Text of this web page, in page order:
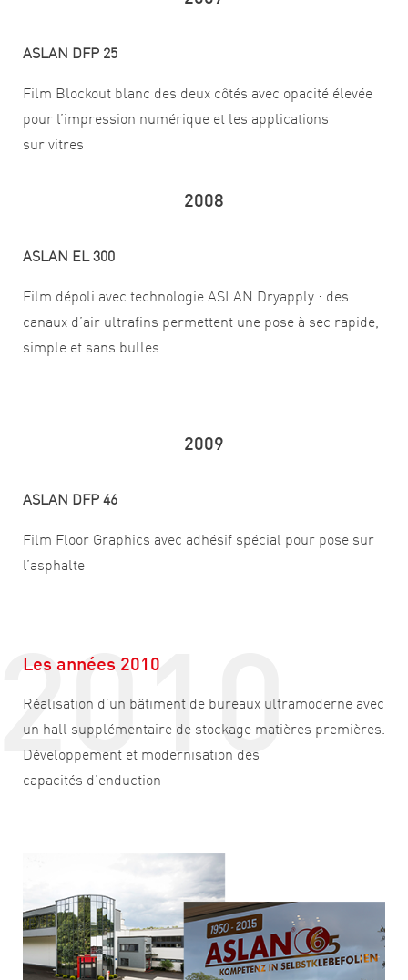
ASLAN DFP 25
Film Blockout blanc des deux côtés avec opacité élevée
pour l’impression numérique et les applications
sur vitres
2008
ASLAN EL 300
Film dépoli avec technologie ASLAN Dryapply : des
canaux d’air ultrafins permettent une pose à sec rapide,
simple et sans bulles
2009
ASLAN DFP 46
Film Floor Graphics avec adhésif spécial pour pose sur
l’asphalte
Les années 2010
Réalisation d’un bâtiment de bureaux ultramoderne avec
un hall supplémentaire de stockage matières premières.
Développement et modernisation des
capacités d’enduction